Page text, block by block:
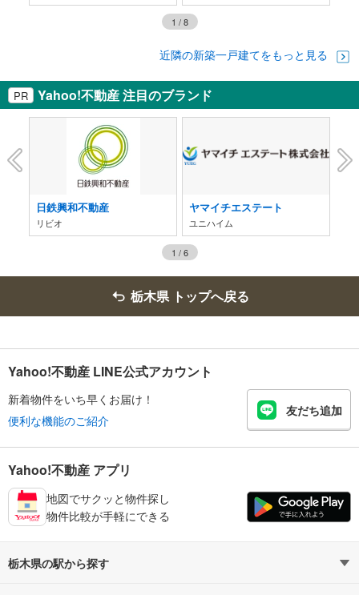
1 /8
近隣の新築一戸建てをもっと見る
PR Yahoo!不動産 注目のブランド
日鉄興和不動産
リビオ
ヤマイチエステート
ユニハイム
1 /6
栃木県 トップへ戻る
Yahoo!不動産 LINE公式アカウント
新着物件をいち早くお届け！
便利な機能のご紹介
友だち追加
Yahoo!不動産 アプリ
地図でサクッと物件探し
物件比較が手軽にできる
栃木県の駅から探す